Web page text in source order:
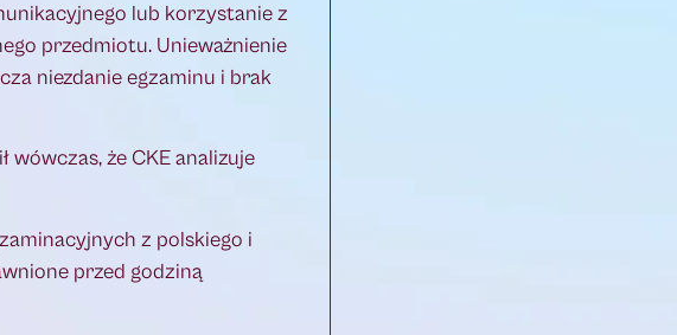
lub korzystanie z
przedmiotu. Unieważnienie
niezdanie egzaminu i brak
że CKE analizuje
z polskiego i
przed godziną